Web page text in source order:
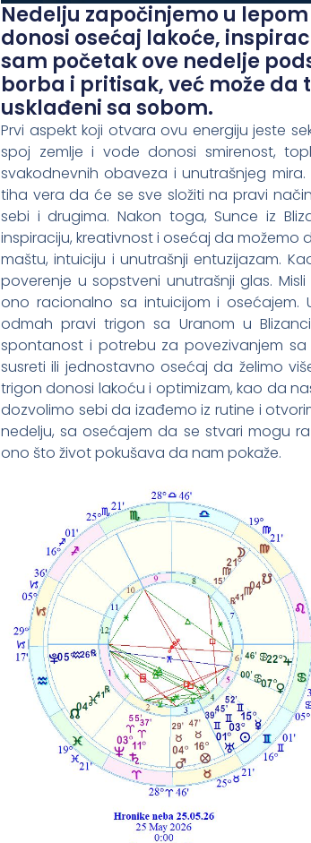
Nedelju započinjemo u
donosi osećaj lakoće,
sam početak ove nedelje
borba i pritisak, već može da
usklađeni sa sobom.
Prvi aspekt koji otvara ovu energiju jeste
spoj zemlje i vode donosi smirenost,
svakodnevnih obaveza i unutrašnjeg
tiha vera da će se sve složiti na pravi
sebi i drugima. Nakon toga, Sunce iz
inspiraciju, kreativnost i osećaj da možemo
maštu, intuiciju i unutrašnji entuzijazam.
poverenje u sopstveni unutrašnji glas.
ono racionalno sa intuicijom i
odmah pravi trigon sa Uranom u
spontanost i potrebu za povezivanjem sa
susreti ili jednostavno osećaj da želimo
trigon donosi lakoću i optimizam, kao da
dozvolimo sebi da izađemo iz rutine i
nedelju, sa osećajem da se stvari mogu
ono što život pokušava da nam pokaže.